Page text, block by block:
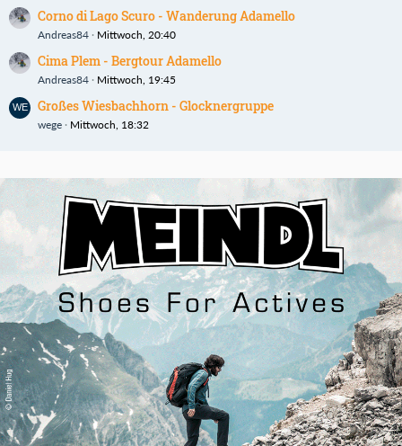
Corno di Lago Scuro - Wanderung Adamello
Andreas84 Mittwoch, 20:40
Cima Plem - Bergtour Adamello
Andreas84 Mittwoch, 19:45
Großes Wiesbachhorn - Glocknergruppe
wege Mittwoch, 18:32